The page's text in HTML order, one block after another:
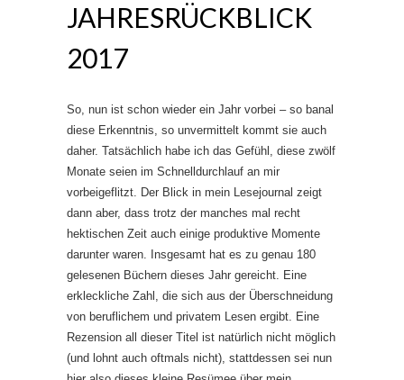
JAHRESRÜCKBLICK
2017
So, nun ist schon wieder ein Jahr vorbei – so banal
diese Erkenntnis, so unvermittelt kommt sie auch
daher. Tatsächlich habe ich das Gefühl, diese zwölf
Monate seien im Schnelldurchlauf an mir
vorbeigeflitzt. Der Blick in mein Lesejournal zeigt
dann aber, dass trotz der manches mal recht
hektischen Zeit auch einige produktive Momente
darunter waren. Insgesamt hat es zu genau 180
gelesenen Büchern dieses Jahr gereicht. Eine
erkleckliche Zahl, die sich aus der Überschneidung
von beruflichem und privatem Lesen ergibt. Eine
Rezension all dieser Titel ist natürlich nicht möglich
(und lohnt auch oftmals nicht), stattdessen sei nun